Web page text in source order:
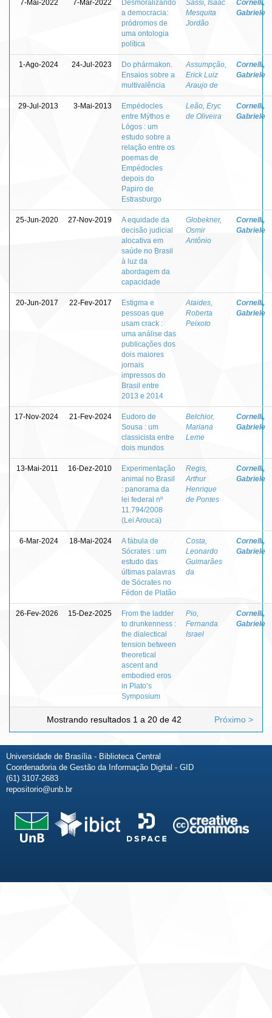
7-Mai-2022 7-Mar-2022
Desmoralizando
a democracia:
pródromos de
uma ontologia
política
Sassi, Isaac
Mesquita
Jordão
Cornelli,
Gabriele
1-Ago-2024 24-Jul-2023
Do phármakon.
Ensaios sobre a
multivalência
Assumpção,
Erick Luiz
Araujo de
Cornelli,
Gabriele
29-Jul-2013 3-Mai-2013
Empédocles
entre Mýthos e
Lógos : um
estudo sobre a
relação entre os
poemas de
Empédocles
depois do
Papiro de
Estrasburgo
Leão, Eryc
de Oliveira
Cornelli,
Gabriele
25-Jun-2020 27-Nov-2019
A equidade da
decisão judicial
alocativa em
saúde no Brasil
à luz da
abordagem da
capacidade
Globekner,
Osmir
Antônio
Cornelli,
Gabriele
20-Jun-2017 22-Fev-2017
Estigma e
pessoas que
usam crack :
uma análise das
publicações dos
dois maiores
jornais
impressos do
Brasil entre
2013 e 2014
Ataides,
Roberta
Peixoto
Cornelli,
Gabriele
17-Nov-2024 21-Fev-2024
Eudoro de
Sousa : um
classicista entre
dois mundos
Belchior,
Mariana
Leme
Cornelli,
Gabriele
13-Mai-2011 16-Dez-2010
Experimentação
animal no Brasil
: panorama da
lei federal nº
11.794/2008
(Lei Arouca)
Regis,
Arthur
Henrique
de Pontes
Cornelli,
Gabriele
6-Mar-2024 18-Mai-2024
A fábula de
Sócrates : um
estudo das
últimas palavras
de Sócrates no
Fédon de Platão
Costa,
Leonardo
Guimarães
da
Cornelli,
Gabriele
26-Fev-2026 15-Dez-2025
From the ladder
to drunkenness :
the dialectical
tension between
theoretical
ascent and
embodied eros
in Plato’s
Symposium
Pio,
Fernanda
Israel
Cornelli,
Gabriele
Mostrando resultados 1 a 20 de 42 Próximo >
Universidade de Brasília - Biblioteca Central
Coordenadoria de Gestão da Informação Digital - GID
(61) 3107-2683
repositorio@unb.br